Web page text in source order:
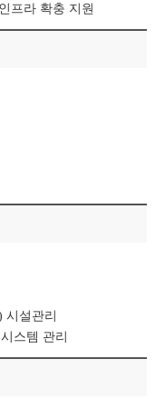
프라 확충 지원
시설관리
스템 관리